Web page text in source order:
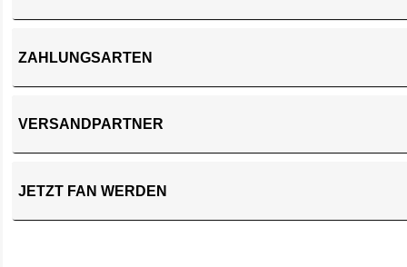
ZAHLUNGSARTEN
VERSANDPARTNER
JETZT FAN WERDEN